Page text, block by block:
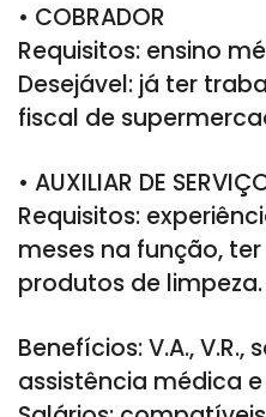
• COBRADOR
Requisitos: ensino
Desejável: já ter
fiscal de
• AUXILIAR DE
Requisitos:
meses na função,
produtos de limpeza.
Benefícios: V.A., V.R.,
assistência médica